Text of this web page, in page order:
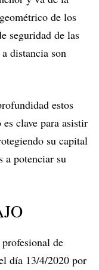
de los
seguridad de las
distancia son
estos
clave para asistir
su capital
a potenciar su
de
día 13/4/2020 por